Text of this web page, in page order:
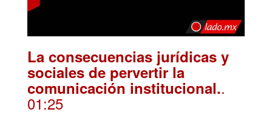
La consecuencias jurídicas y
sociales de pervertir la
comunicación institucional..
01:25